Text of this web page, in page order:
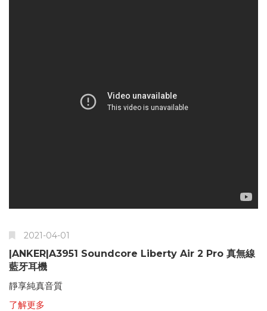
2021-04-01
|ANKER|A3951 Soundcore Liberty Air 2 Pro 真無線
藍牙耳機
靜享純真音質
了解更多